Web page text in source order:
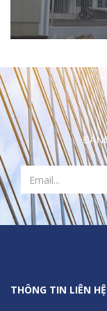
THÔNG TIN LIÊN HỆ